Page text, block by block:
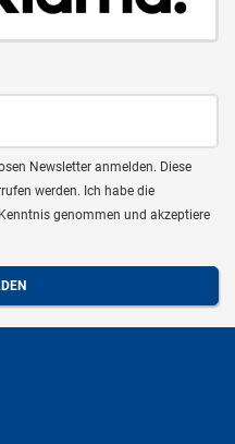
Newsletter anmelden. Diese
werden. Ich habe die
genommen und akzeptiere